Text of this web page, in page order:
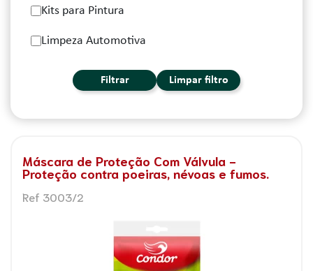
Kits para Pintura
Limpeza Automotiva
Filtrar Limpar filtro
Máscara de Proteção Com Válvula -
Proteção contra poeiras, névoas e fumos.
Ref 3003/2